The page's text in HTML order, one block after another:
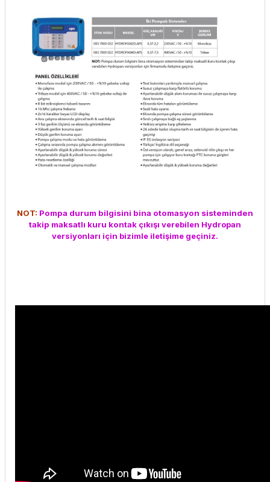
NOT: Pompa durum bilgisini bina otomasyon sisteminden
takip maksatlı kuru kontak çıkışı verebilen Hydropan
versiyonları için bizimle iletişime geçiniz.